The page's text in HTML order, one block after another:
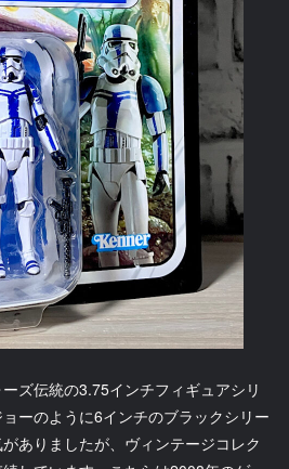
ズ伝統の3.75インチフィギュアシリ
ーのように6インチのブラックシリー
ありましたが、ヴィンテージコレク